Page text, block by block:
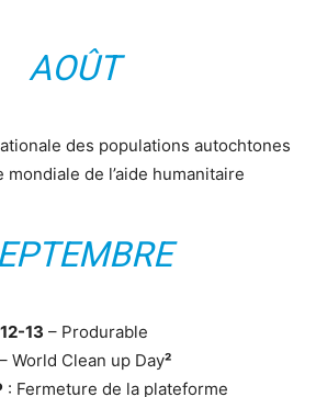
AOÛT
des populations autochtones
de l’aide humanitaire
12-13 – Produrable
– World Clean up Day²
: Fermeture de la plateforme